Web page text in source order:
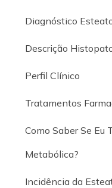
Diagnóstico
Descrição
Perfil Clínico
Tratamentos
Como Saber Se Eu
Metabólica?
Incidência da